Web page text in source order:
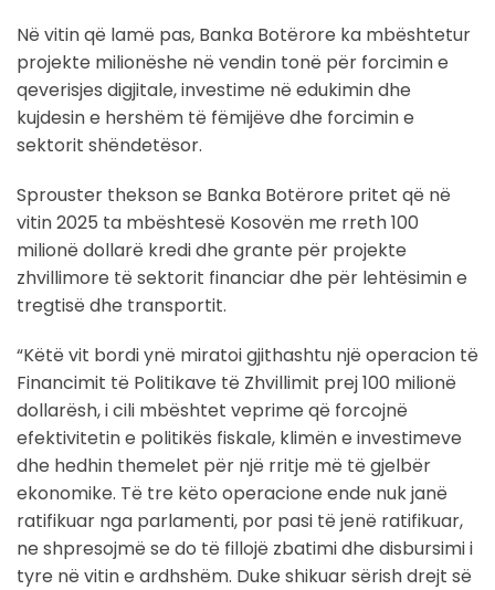
Në vitin që lamë pas, Banka Botërore ka mbështetur
projekte milionëshe në vendin tonë për forcimin e
qeverisjes digjitale, investime në edukimin dhe
kujdesin e hershëm të fëmijëve dhe forcimin e
sektorit shëndetësor.
Sprouster thekson se Banka Botërore pritet që në
vitin 2025 ta mbështesë Kosovën me rreth 100
milionë dollarë kredi dhe grante për projekte
zhvillimore të sektorit financiar dhe për lehtësimin e
tregtisë dhe transportit.
“Këtë vit bordi ynë miratoi gjithashtu një operacion të
Financimit të Politikave të Zhvillimit prej 100 milionë
dollarësh, i cili mbështet veprime që forcojnë
efektivitetin e politikës fiskale, klimën e investimeve
dhe hedhin themelet për një rritje më të gjelbër
ekonomike. Të tre këto operacione ende nuk janë
ratifikuar nga parlamenti, por pasi të jenë ratifikuar,
ne shpresojmë se do të fillojë zbatimi dhe disbursimi i
tyre në vitin e ardhshëm. Duke shikuar sërish drejt së